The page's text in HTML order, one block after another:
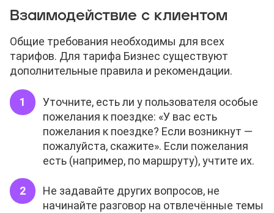
Взаимодействие с клиентом
Общие требования необходимы для всех
тарифов. Для тарифа Бизнес существуют
дополнительные правила и рекомендации.
Уточните, есть ли у пользователя особые
пожелания к поездке: «У вас есть
пожелания к поездке? Если возникнут —
пожалуйста, скажите». Если пожелания
есть (например, по маршруту), учтите их.
Не задавайте других вопросов, не
начинайте разговор на отвлечённые темы